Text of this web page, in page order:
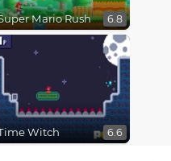
Mario Rush 6.8
Witch 6.6